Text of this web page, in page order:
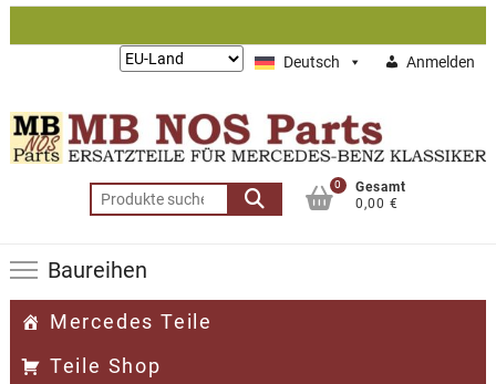
Zum
Deutsch Anmelden
Lieferung
Suchen
nach:
0
Gesamt
0,00 €
Baureihen
Mercedes Teile
Teile Shop